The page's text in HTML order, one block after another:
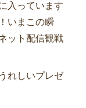
入っています
いまこの瞬
ット配信観戦
れしいプレゼ